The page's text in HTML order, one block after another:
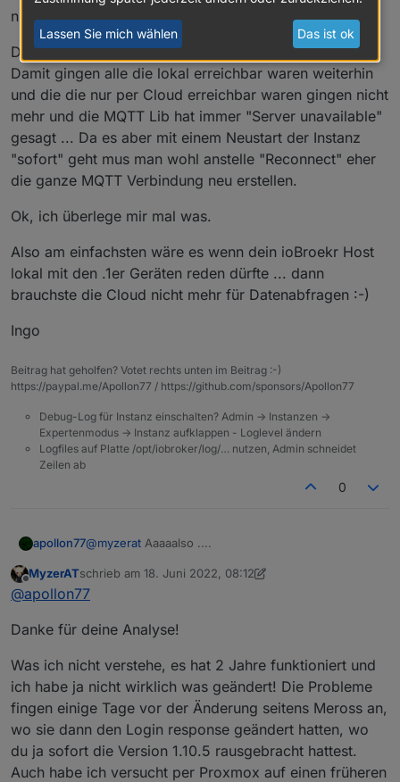
nicht erreichen konnte.
Dann um 1:56 flog die Cloud MQTT Connection weg ...
Damit gingen alle die lokal erreichbar waren weiterhin
und die die nur per Cloud erreichbar waren gingen nicht
mehr und die MQTT Lib hat immer "Server unavailable"
gesagt ... Da es aber mit einem Neustart der Instanz
"sofort" geht mus man wohl anstelle "Reconnect" eher
die ganze MQTT Verbindung neu erstellen.
Ok, ich überlege mir mal was.
Also am einfachsten wäre es wenn dein ioBroekr Host
lokal mit den .1er Geräten reden dürfte ... dann
brauchste die Cloud nicht mehr für Datenabfragen :-)
Ingo
Beitrag hat geholfen? Votet rechts unten im Beitrag :-)
https://paypal.me/Apollon77 / https://github.com/sponsors/Apollon77
Debug-Log für Instanz einschalten? Admin -> Instanzen ->
Expertenmodus -> Instanz aufklappen - Loglevel ändern
Logfiles auf Platte /opt/iobroker/log/… nutzen, Admin schneidet
Zeilen ab
0
apollon77@myzerat Aaaaalso ....
1.) Der Lokale Modus ist bei der komisch WEIL Lokale
Anfragen an die Geräte im 192.168.1.x er Netz nicht
versuch der lokalen Kommunikation und das
miteinander Reden können dann wäre der Lokale
Modus für Dich nutzbar. Man müsste Port 80
erlauben, wenn Du das willst.
bekommt er von den Geräten keine Antwort ... erst
17:00 bis 17:18 wo auch die Meross Cloud die
Devices nicht erreichen konnte.
... Damit gingen alle die lokal erreichbar waren
weiterhin und die die nur per Cloud erreichbar
waren gingen nicht mehr und die MQTT Lib hat
immer "Server unavailable" gesagt ... Da es aber mit
einem Neustart der Instanz "sofort" geht mus man
wohl anstelle "Reconnect" eher die ganze MQTT
Verbindung neu erstellen.
Ok, ich überlege mir mal was.
Also am einfachsten wäre es wenn dein ioBroekr
Host lokal mit den .1er Geräten reden dürfte ... dann
brauchste die Cloud nicht mehr für Datenabfragen
:-)
Ingo
Offline
MyzerATschrieb am 18. Juni 2022, 08:12
zuletzt editiert von MyzerAT
@apollon77
Danke für deine Analyse!
Was ich nicht verstehe, es hat 2 Jahre funktioniert und
ich habe ja nicht wirklich was geändert! Die Probleme
fingen einige Tage vor der Änderung seitens Meross an,
wo sie dann den Login response geändert hatten, wo
du ja sofort die Version 1.10.5 rausgebracht hattest.
Auch habe ich versucht per Proxmox auf einen früheren
Lassen Sie mich wählen Das ist ok